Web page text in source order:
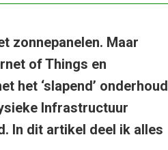
zonnepanelen. Maar
of Things en
het ‘slapend’ onderhoud
Infrastructuur
In dit artikel deel ik alles